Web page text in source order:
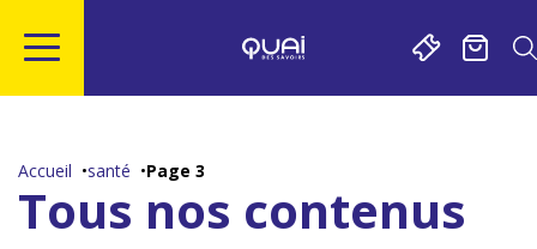
contenu
la
Accueil santé Page 3
Tous nos contenus